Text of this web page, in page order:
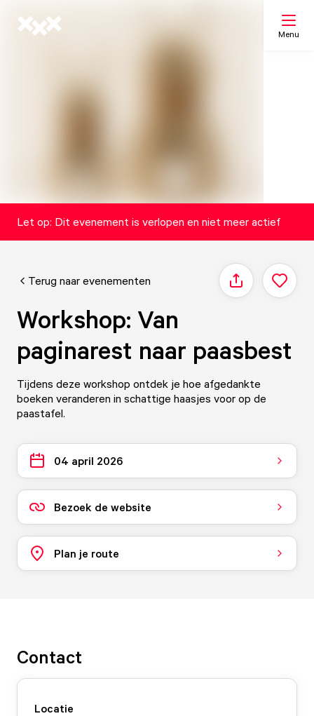
Menu
Let op: Dit evenement is verlopen en niet meer actief
Terug naar evenementen Delen
Workshop: Van
paginarest naar paasbest
Tijdens deze workshop ontdek je hoe afgedankte
boeken veranderen in schattige haasjes voor op de
paastafel.
04 april 2026
Bezoek de website
Plan je route
Contact
Locatie